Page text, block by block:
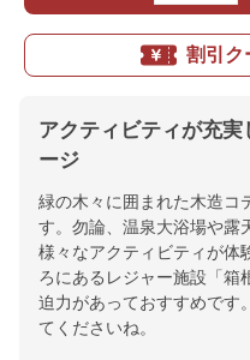
割引ク
アクティビティが充
ージ
緑の木々に囲まれた木造コ
す。勿論、温泉大浴場や露
様々なアクティビティが体
ろにあるレジャー施設「箱
迫力があっておすすめです
てくださいね。